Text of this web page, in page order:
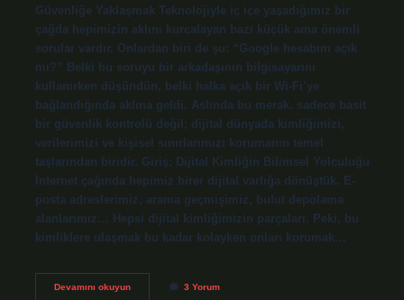
Güvenliğe Yaklaşmak Teknolojiyle iç içe yaşadığımız bir
çağda hepimizin aklını kurcalayan bazı küçük ama önemli
sorular vardır. Onlardan biri de şu: “Google hesabım açık
mı?” Belki bu soruyu bir arkadaşının bilgisayarını
kullanırken düşündün, belki halka açık bir Wi-Fi’ye
bağlandığında aklına geldi. Aslında bu merak, sadece basit
bir güvenlik kontrolü değil; dijital dünyada kimliğimizi,
verilerimizi ve kişisel sınırlarımızı korumanın temel
taşlarından biridir. Giriş: Dijital Kimliğin Bilimsel Yolculuğu
İnternet çağında hepimiz birer dijital varlığa dönüştük. E-
posta adreslerimiz, arama geçmişimiz, bulut depolama
alanlarımız… Hepsi dijital kimliğimizin parçaları. Peki, bu
kimliklere ulaşmak bu kadar kolayken onları korumak…
Devamını okuyunGoogle
3 Yorum